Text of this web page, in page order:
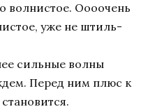
волнистое. Оооочень
уже не штиль-
сильные волны
Перед ним плюс к